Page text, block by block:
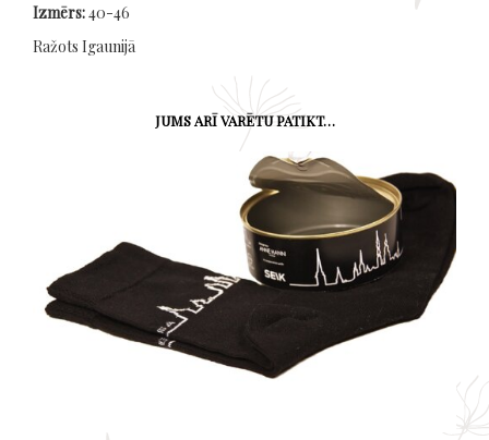
Izmērs:40-46
Ražots Igaunijā
JUMS ARĪ VARĒTU PATIKT…